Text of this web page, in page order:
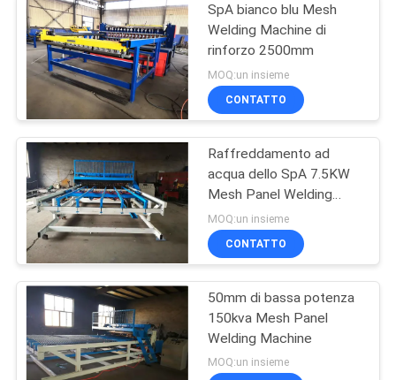
saldatrice stridente
d'acciaio
macchina del filo
spinato del rasoio
SpA bianco blu Mesh
Welding Machine di
rinforzo 2500mm
MOQ:un insieme
CONTATTO
Raffreddamento ad
acqua dello SpA 7.5KW
Mesh Panel Welding
Machine
MOQ:un insieme
CONTATTO
50mm di bassa potenza
150kva Mesh Panel
Welding Machine
MOQ:un insieme